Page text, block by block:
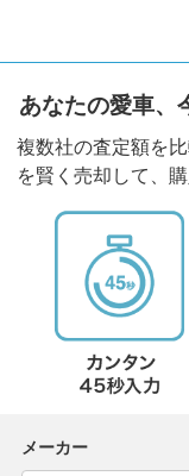
あなたの愛車、
複数社の査定額を
を賢く売却して、
メーカー